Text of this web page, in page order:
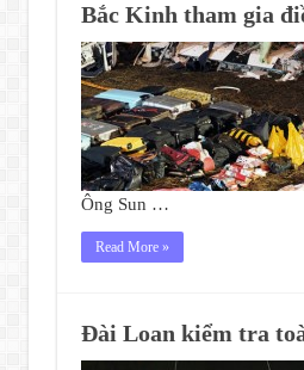
Bắc Kinh tham gia
Ông Sun …
Read More »
Đài Loan kiểm tra